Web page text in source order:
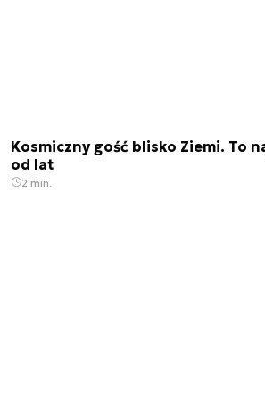
Kosmiczny gość blisko Ziemi. To
od lat
2 min.